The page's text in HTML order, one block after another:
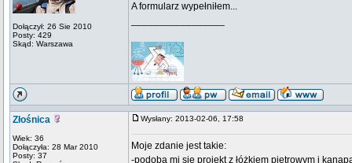
Dołączył: 26 Sie 2010
Posty: 429
Skąd: Warszawa
A formularz wypełniłem...
Złośnica
Wiek: 36
Dołączyła: 28 Mar 2010
Posty: 37
Wysłany: 2013-02-06, 17:58
Moje zdanie jest takie:
-podoba mi się projekt z łóżkiem piętrowym i